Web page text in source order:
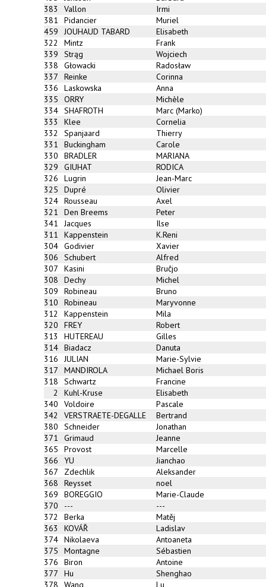
383
Vallon
Irmi
381
Pidancier
Muriel
459
JOUHAUD TABARD
Elisabeth
322
Mintz
Frank
339
Strąg
Wojciech
338
Głowacki
Radosław
337
Reinke
Corinna
336
Laskowska
Anna
335
ORRY
Michèle
334 SHAFROTH
Marc (Marko)
333
Klee
Cornelia
332
Spanjaard
Thierry
331
Buckingham
Carole
330
BRADLER
MARIANA
329
GIUHAT
RODICA
326
Lugrin
Jean-Marc
325
Dupré
Olivier
324 Rousseau
Axel
321
Den Breems
Peter
341
Jacques
Ilse
311
Kappenstein
K.Reni
304 Godivier
Xavier
306
Schubert
Alfred
307
Kasini
Bruĉjo
308
Dechy
Michel
309
Robineau
Bruno
310
Robineau
Maryvonne
312
Kappenstein
Mila
320
FREY
Robert
313
HUTEREAU
Gilles
314 Biadacz
Danuta
316
JULIAN
Marie-Sylvie
317
MANDIROLA
Michael Boris
318
Schwartz
Francine
2
Kuhl-Kruse
Elisabeth
340
Voldoire
Pascale
342
VERSTRAETE-DEGALLE
Bertrand
380
Schneider
Jonathan
371
Grimaud
Jeanne
365
Provost
Marcelle
366
YU
Jianchao
367
Zdechlik
Aleksander
368
Reysset
noel
369
BOREGGIO
Marie-Claude
370
---
---
372
Berka
Matěj
363
KOVÁŘ
Ladislav
374 Nikolaeva
Antoaneta
375
Montagne
Sébastien
376
Biron
Antoine
377
Hu
Shenghao
378
Wang Lu